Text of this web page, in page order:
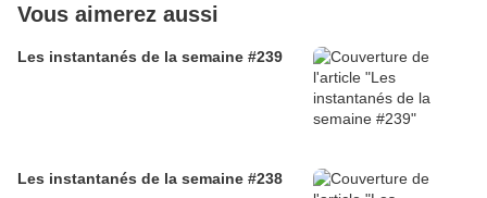
Vous aimerez aussi
Les instantanés de la semaine #239
Les instantanés de la semaine #238